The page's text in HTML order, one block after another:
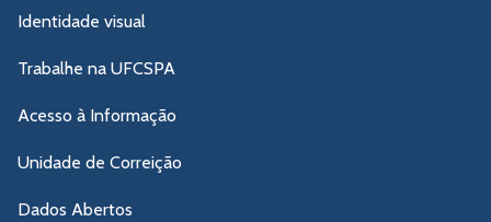
Identidade visual
Trabalhe na UFCSPA
Acesso à Informação
Unidade de Correição
Dados Abertos